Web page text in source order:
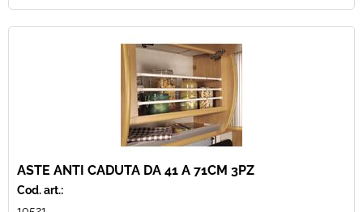
ASTE ANTI CADUTA DA 41 A 71CM 3PZ
Cod. art.: